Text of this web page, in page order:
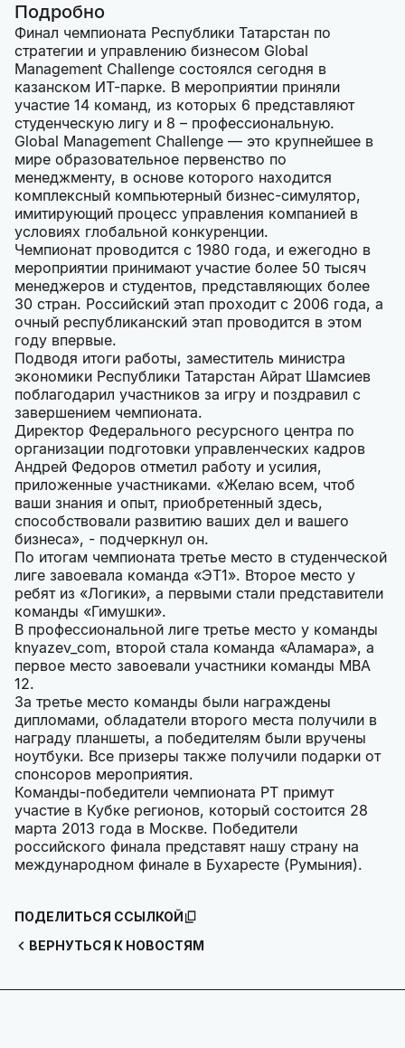
Подробно
Финал чемпионата Республики Татарстан по
стратегии и управлению бизнесом Global
Management Challenge состоялся сегодня в
казанском ИТ-парке. В мероприятии приняли
участие 14 команд, из которых 6 представляют
студенческую лигу и 8 – профессиональную.
Global Management Challenge — это крупнейшее в
мире образовательное первенство по
менеджменту, в основе которого находится
комплексный компьютерный бизнес-симулятор,
имитирующий процесс управления компанией в
условиях глобальной конкуренции.
Чемпионат проводится с 1980 года, и ежегодно в
мероприятии принимают участие более 50 тысяч
менеджеров и студентов, представляющих более
30 стран. Российский этап проходит с 2006 года, а
очный республиканский этап проводится в этом
году впервые.
Подводя итоги работы, заместитель министра
экономики Республики Татарстан Айрат Шамсиев
поблагодарил участников за игру и поздравил с
завершением чемпионата.
Директор Федерального ресурсного центра по
организации подготовки управленческих кадров
Андрей Федоров отметил работу и усилия,
приложенные участниками. «Желаю всем, чтоб
ваши знания и опыт, приобретенный здесь,
способствовали развитию ваших дел и вашего
бизнеса», - подчеркнул он.
По итогам чемпионата третье место в студенческой
лиге завоевала команда «ЭТ1». Второе место у
ребят из «Логики», а первыми стали представители
команды «Гимушки».
В профессиональной лиге третье место у команды
knyazev_com, второй стала команда «Аламара», а
первое место завоевали участники команды MBA
12.
За третье место команды были награждены
дипломами, обладатели второго места получили в
награду планшеты, а победителям были вручены
ноутбуки. Все призеры также получили подарки от
спонсоров мероприятия.
Команды-победители чемпионата РТ примут
участие в Кубке регионов, который состоится 28
марта 2013 года в Москве. Победители
российского финала представят нашу страну на
международном финале в Бухаресте (Румыния).
ВЕРНУТЬСЯ К НОВОСТЯМ
ПОДЕЛИТЬСЯ ССЫЛКОЙ